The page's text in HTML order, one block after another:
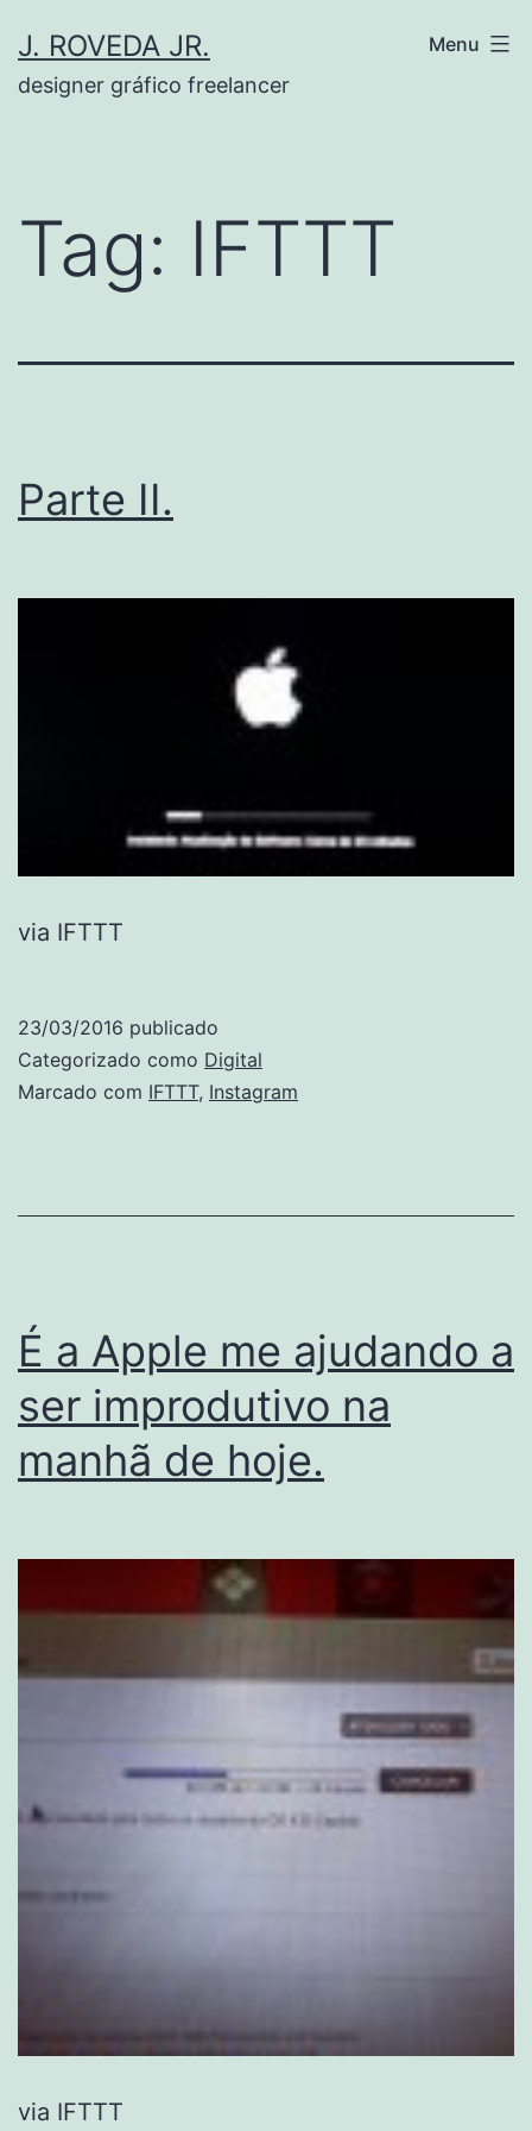
para
J. ROVEDA JR.
designer gráfico freelancer
Menu
Tag: IFTTT
Parte II.
via IFTTT
23/03/2016 publicado
Categorizado como Digital
Marcado com IFTTT, Instagram
É a Apple me ajudando a
ser improdutivo na
manhã de hoje.
via IFTTT